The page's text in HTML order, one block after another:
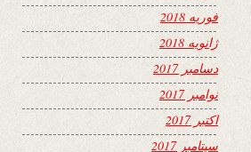
فوریه 2018
ژانویه 2018
دسامبر 2017
نوامبر 2017
اکتبر 2017
سپتامبر 2017